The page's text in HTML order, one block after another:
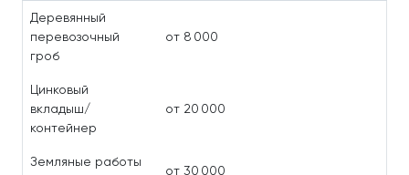
Деревянный
перевозочный
гроб
от 8 000
Цинковый
вкладыш/
контейнер
от 20 000
Земляные работы
от 30 000